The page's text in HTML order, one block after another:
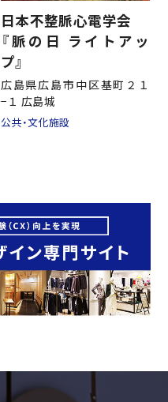
日本不整脈心電学会
『脈の日 ライトアッ
プ』
広島県広島市中区基町２１
−１ 広島城
公共・文化施設